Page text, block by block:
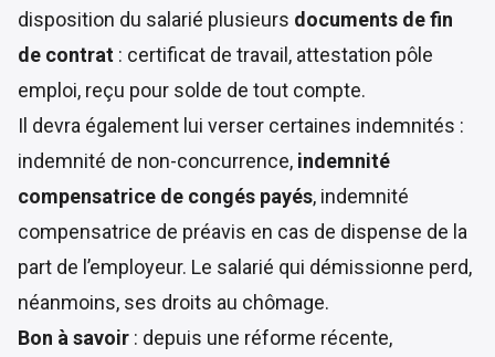
disposition du salarié plusieurs documents de fin
de contrat : certificat de travail, attestation pôle
emploi, reçu pour solde de tout compte.
Il devra également lui verser certaines indemnités :
indemnité de non-concurrence, indemnité
compensatrice de congés payés, indemnité
compensatrice de préavis en cas de dispense de la
part de l’employeur. Le salarié qui démissionne perd,
néanmoins, ses droits au chômage.
Bon à savoir : depuis une réforme récente,